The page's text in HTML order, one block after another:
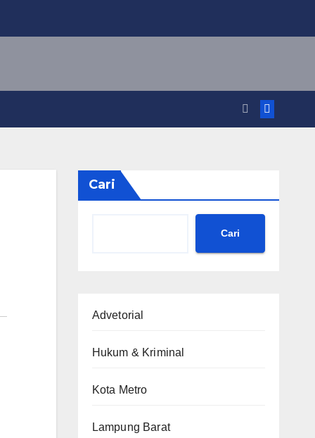
Cari
Cari
Advetorial
Hukum & Kriminal
Kota Metro
Lampung Barat